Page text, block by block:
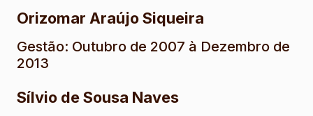
Orizomar Araújo Siqueira
Gestão: Outubro de 2007 à Dezembro de
2013
Sílvio de Sousa Naves